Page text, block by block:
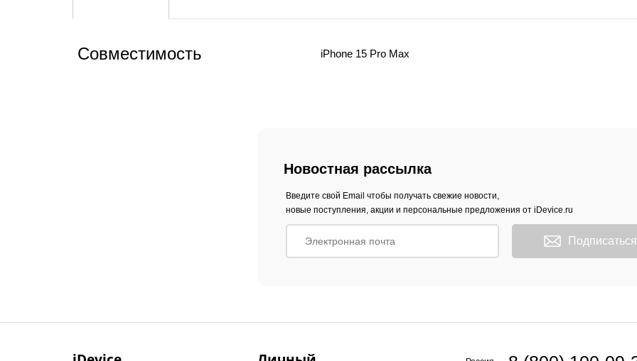
Совместимость iPhone 15 Pro Max
Новостная рассылка
Введите свой Email чтобы получать свежие новости,
новые поступления, акции и персональные предложения от iDevice.ru
Подписаться